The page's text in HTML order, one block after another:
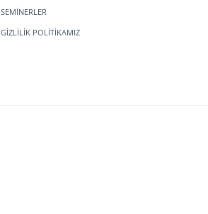
SEMİNERLER
GİZLİLİK POLİTİKAMIZ